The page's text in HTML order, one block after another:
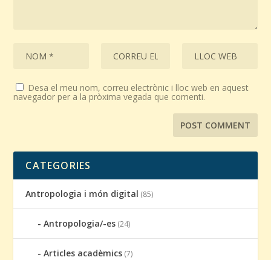
Desa el meu nom, correu electrònic i lloc web en aquest
navegador per a la pròxima vegada que comenti.
CATEGORIES
Antropologia i món digital (85)
Antropologia/-es (24)
Articles acadèmics (7)